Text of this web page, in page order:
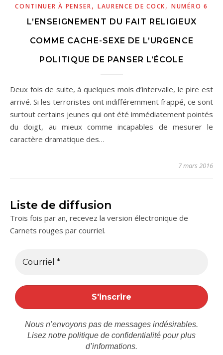
CONTINUER À PENSER, LAURENCE DE COCK,NUMÉRO 6
L’ENSEIGNEMENT DU FAIT RELIGIEUX
COMME CACHE-SEXE DE L’URGENCE
POLITIQUE DE PANSER L’ÉCOLE
Deux fois de suite, à quelques mois d’intervalle, le pire est
arrivé. Si les terroristes ont indifféremment frappé, ce sont
surtout certains jeunes qui ont été immédiatement pointés
du doigt, au mieux comme incapables de mesurer le
caractère dramatique des…
7 mars 2016
Liste de diffusion
Trois fois par an, recevez la version électronique de
Carnets rouges par courriel.
Nous n’envoyons pas de messages indésirables.
Lisez notre politique de confidentialité pour plus
d’informations.